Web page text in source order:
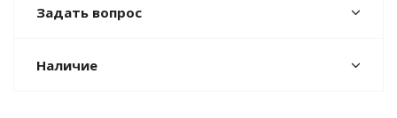
Задать вопрос
Наличие